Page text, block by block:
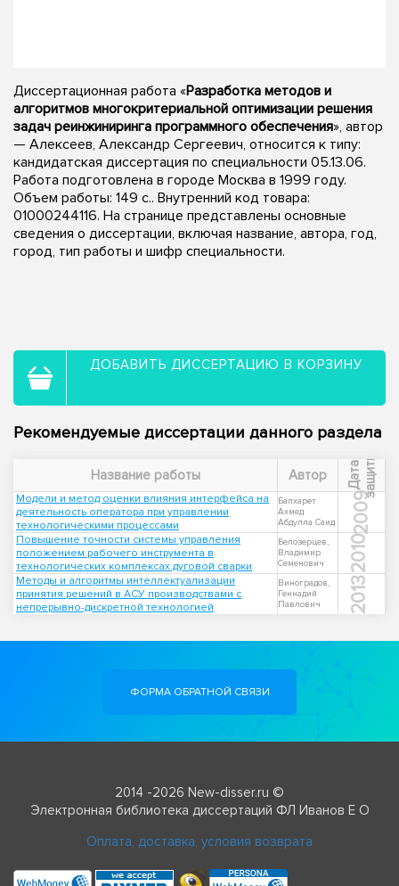
Диссертационная работа «Разработка методов и
алгоритмов многокритериальной оптимизации решения
задач реинжиниринга программного обеспечения», автор
— Алексеев, Александр Сергеевич, относится к типу:
кандидатская диссертация по специальности 05.13.06.
Работа подготовлена в городе Москва в 1999 году.
Объем работы: 149 с.. Внутренний код товара:
01000244116. На странице представлены основные
сведения о диссертации, включая название, автора, год,
город, тип работы и шифр специальности.
ДОБАВИТЬ ДИССЕРТАЦИЮ В КОРЗИНУ
Рекомендуемые диссертации данного раздела
Название работы Автор Д
а
т
а
з
а
щ
и
т ы
Модели и метод оценки влияния интерфейса на
деятельность оператора при управлении
технологическими процессами
Балхарет
Ахмед
Абдулла Саид
2009
Повышение точности системы управления
положением рабочего инструмента в
технологических комплексах дуговой сварки
Белозерцев,
Владимир
Семенович
2010
Методы и алгоритмы интеллектуализации
принятия решений в АСУ производствами с
непрерывно-дискретной технологией
Виноградов,
Геннадий
Павлович
2013
ФОРМА ОБРАТНОЙ СВЯЗИ
2014 -2026 New-disser.ru ©
Электронная библиотека диссертаций ФЛ Иванов Е О
Оплата, доставка, условия возврата